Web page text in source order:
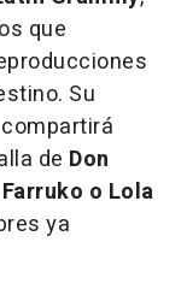
que
. Su
de Don
o Lola
ya